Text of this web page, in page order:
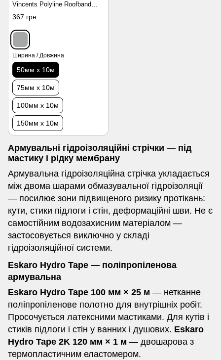
Vincents Polyline Roofband
алюмінієва 5см х 10м
367 грн
Ширина / Довжина
50мм х 10м
75мм х 10м
100мм х 10м
150мм х 10м
Армувальні гідроізоляційні стрічки — під
мастику і рідку мембрану
Армувальна гідроізоляційна стрічка укладається
між двома шарами обмазувальної гідроізоляції
— посилює зони підвищеного ризику протікань:
кути, стики підлоги і стін, деформаційні шви. Не є
самостійним водозахисним матеріалом —
застосовується виключно у складі
гідроізоляційної системи.
Eskaro Hydro Tape — поліпропіленова
армувальна
Eskaro Hydro Tape 100 мм × 25 м — нетканне
поліпропіленове полотно для внутрішніх робіт.
Просочується латексними мастиками. Для кутів і
стиків підлоги і стін у ванних і душових. Eskaro
Hydro Tape 2K 120 мм × 1 м — двошарова з
термопластичним еластомером.